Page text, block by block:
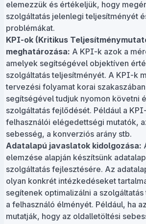
elemezzük és értékeljük, hogy
szolgáltatás jelenlegi teljesítményét
problémákat.
KPI-ok (Kritikus
meghatározása: A KPI-k azok a
amelyek segítségével objektíven
szolgáltatás teljesítményét. A KPI-k
tervezési folyamat korai
segítségével tudjuk nyomon követni
szolgáltatás fejlődését. Például a
felhasználói elégedettségi mutatók,
sebesség, a konverziós arány stb.
Adatalapú javaslatok kidolgozása:
elemzése alapján készítsünk
szolgáltatás fejlesztésére. Az
olyan konkrét intézkedéseket
segítenek optimalizálni a
a felhasználó élményét. Például, ha
mutatják, hogy az oldalletöltési